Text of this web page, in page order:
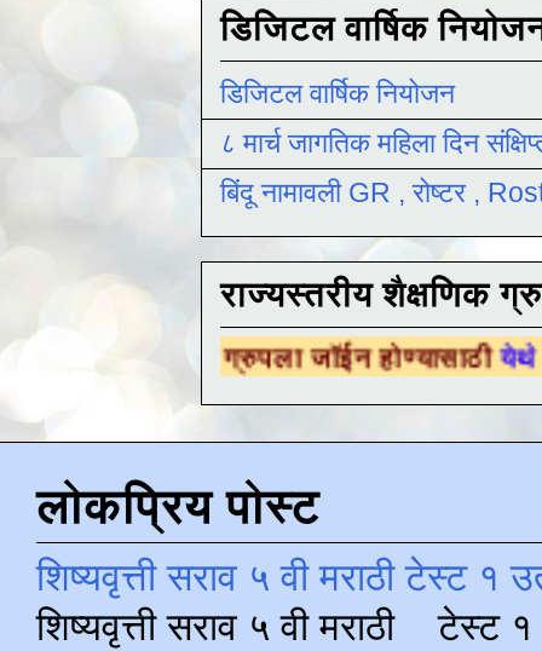
डिजिटल वार्षिक
डिजिटल वार्षिक नियोजन
८ मार्च जागतिक महिला दिन
बिंदू नामावली GR , रोष्टर ,
राज्यस्तरीय शैक्षणिक
ग्रुपला जॉईन होण्यासाठीयेथे क्लिक करा .
लोकप्रिय पोस्ट
शिष्यवृत्ती सराव ५ वी मराठी टेस्ट १
शिष्यवृत्ती सराव ५ वी मराठी टेस्ट